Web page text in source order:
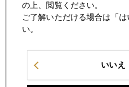
2009年11月24日
オバマ、バーナンキの通信簿
ドル安を考えるときの手引き
の上、閲覧ください。
ご了解いただける場合は「
い。
いいえ